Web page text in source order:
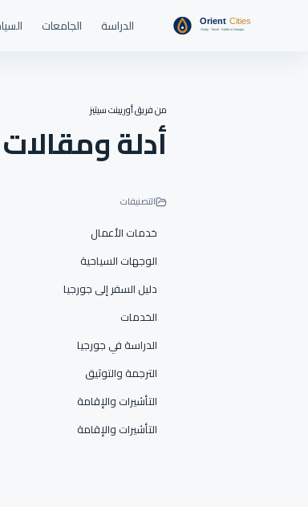
الدراسة الجامعات
من فريق أوريينت سيتيز
أدلة
التصنيفات
خدمات الأعمال
الوجهات السياحية
دليل السفر إلى جورجيا
الخدمات
الدراسة في جورجيا
الترجمة والتوثيق
التأشيرات والإقامة
التأشيرات والإقامة